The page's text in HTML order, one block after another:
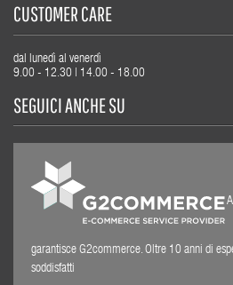
CUSTOMER CARE
dal lunedì al venerdì
9.00 - 12.30 | 14.00 - 18.00
SEGUICI ANCHE SU
garantisce G2commerce. Oltre 10 anni di
soddisfatti